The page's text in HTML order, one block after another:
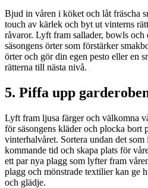
Bjud in våren i köket och låt fräscha
touch av kärlek och byt ut vinterns
råvaror. Lyft fram sallader, bowls och
säsongens örter som förstärker
örter och gör din egen pesto eller en
rätterna till nästa nivå.
5. Piffa upp
Lyft fram ljusa färger och välkomna
för säsongens kläder och plocka bort
vinterhalvåret. Sortera undan det
kommande tid och skapa plats för
ett par nya plagg som lyfter fram
plagg och mönstrade textilier kan ge
och glädje.